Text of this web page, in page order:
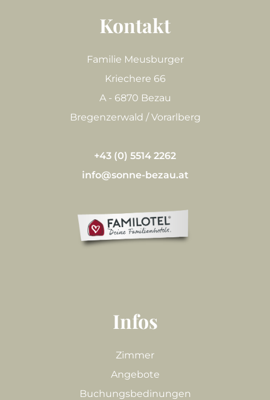
Kontakt
Familie Meusburger
Kriechere 66
A - 6870 Bezau
Bregenzerwald / Vorarlberg
+43 (0) 5514 2262
info@sonne-bezau.at
Infos
Zimmer
Angebote
Buchungsbedinungen